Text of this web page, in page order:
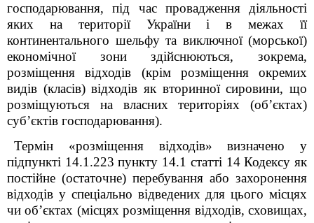
господарювання, під час провадження діяльності
яких на території України і в межах її
континентального шельфу та виключної (морської)
економічної зони здійснюються, зокрема,
розміщення відходів (крім розміщення окремих
видів (класів) відходів як вторинної сировини, що
розміщуються на власних територіях (об’єктах)
суб’єктів господарювання).
Термін «розміщення відходів» визначено у
підпункті 14.1.223 пункту 14.1 статті 14 Кодексу як
постійне (остаточне) перебування або захоронення
відходів у спеціально відведених для цього місцях
чи об’єктах (місцях розміщення відходів, сховищах,